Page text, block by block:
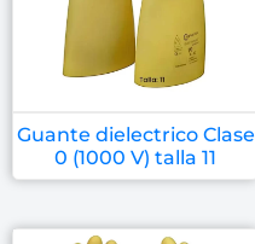
Guante dielectrico Clase
0 (1000 V) talla 11